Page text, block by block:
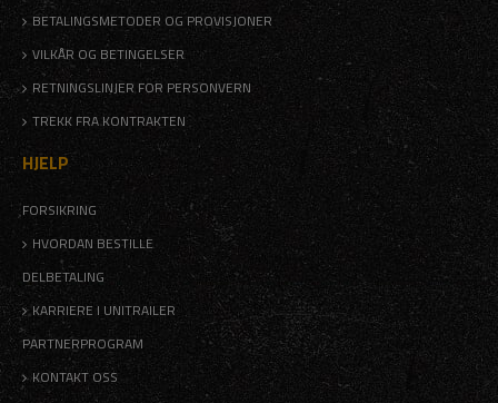
BETALINGSMETODER OG PROVISJONER
VILKÅR OG BETINGELSER
RETNINGSLINJER FOR PERSONVERN
TREKK FRA KONTRAKTEN
HJELP
FORSIKRING
HVORDAN BESTILLE
DELBETALING
KARRIERE I UNITRAILER
PARTNERPROGRAM
KONTAKT OSS